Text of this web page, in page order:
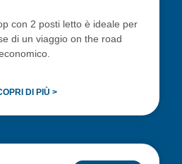
con 2 posti letto è ideale per
di un viaggio on the road
DI PIÙ >